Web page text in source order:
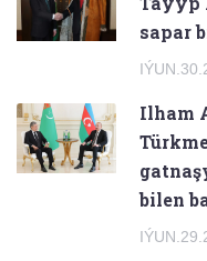
sapar
Ilham
bilen